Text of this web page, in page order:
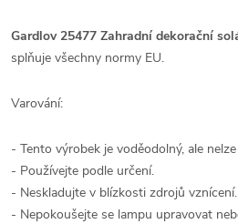
Gardlov 25477 Zahradní dekorační
splňuje všechny normy EU.
Varování:
- Tento výrobek je voděodolný, ale
- Používejte podle určení.
- Neskladujte v blízkosti zdrojů vznícení.
- Nepokoušejte se lampu upravovat